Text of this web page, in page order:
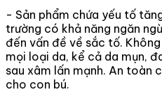
- Sản phẩm chứa yếu tố
trường có khả năng ngăn
đến vấn đề về sắc tố.
mọi loại da, kể cả da mụn,
sau xâm lấn mạnh. An toàn
cho con bú.